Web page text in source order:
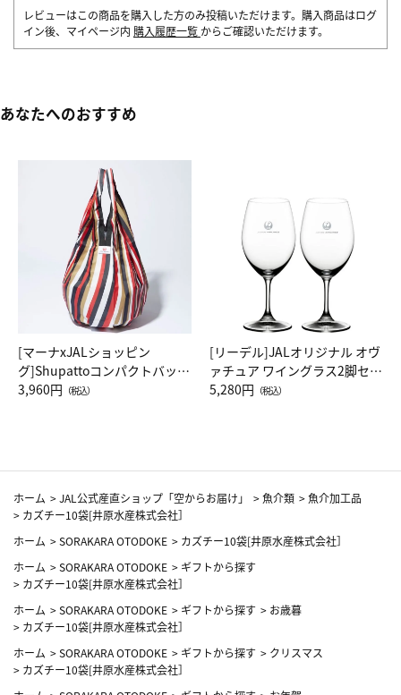
レビューはこの商品を購入した方のみ投稿いただけます。購入商品はログ
イン後、マイページ内 購入履歴一覧 からご確認いただけます。
あなたへのおすすめ
[マーナxJALショッピン
グ]Shupattoコンパクトバッグ
Drop JAL客室乗務員（LC）ス
3,960円 （税込）
[リーデル]JALオリジナル オヴ
ァチュア ワイングラス2脚セッ
ト（レッドワイン）
5,280円 （税込）
ホーム >JAL公式産直ショップ「空からお届け」 >魚介類 >魚介加工品
> カズチー10袋[井原水産株式会社］
ホーム >SORAKARA OTODOKE > カズチー10袋[井原水産株式会社］
ホーム >SORAKARA OTODOKE > ギフトから探す
> カズチー10袋[井原水産株式会社］
ホーム >SORAKARA OTODOKE > ギフトから探す > お歳暮
> カズチー10袋[井原水産株式会社］
ホーム >SORAKARA OTODOKE > ギフトから探す > クリスマス
> カズチー10袋[井原水産株式会社］